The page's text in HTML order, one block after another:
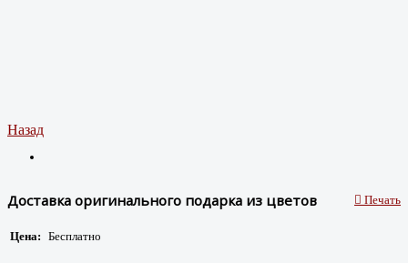
Назад
Печать
Доставка оригинального подарка из цветов
Цена: Бесплатно